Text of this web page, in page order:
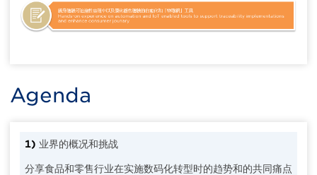
Agenda
1) 业界的概况和挑战
分享食品和零售行业在实施数码化转型时的趋势和的共同痛点